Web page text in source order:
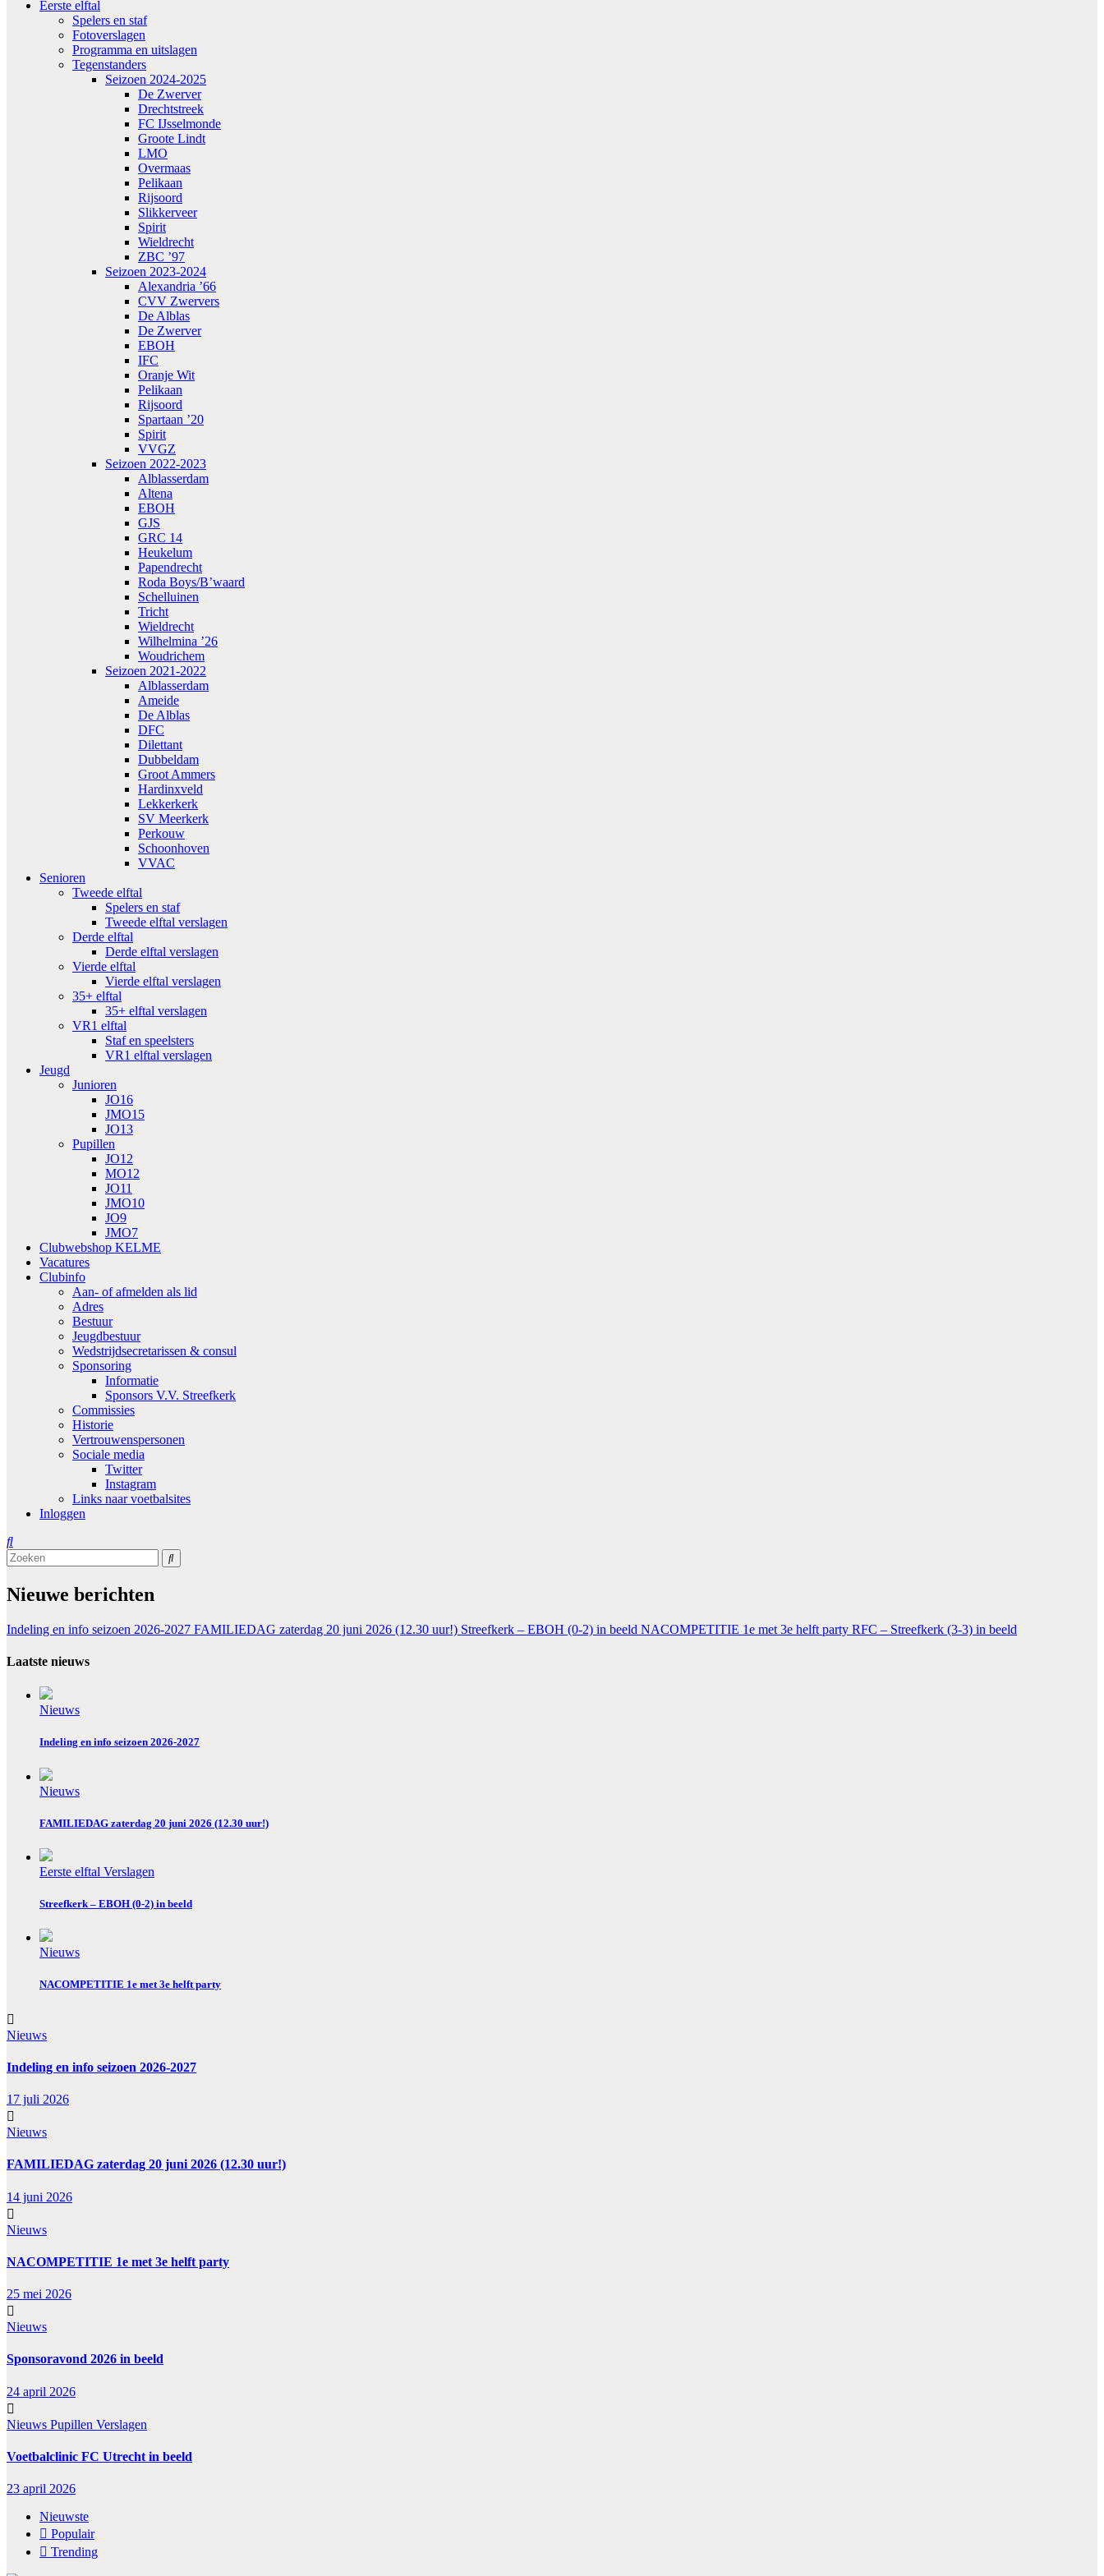
Eerste elftal
Spelers en staf
Fotoverslagen
Programma en uitslagen
Tegenstanders
Seizoen 2024-2025
De Zwerver
Drechtstreek
FC IJsselmonde
Groote Lindt
LMO
Overmaas
Pelikaan
Rijsoord
Slikkerveer
Spirit
Wieldrecht
ZBC ’97
Seizoen 2023-2024
Alexandria ’66
CVV Zwervers
De Alblas
De Zwerver
EBOH
IFC
Oranje Wit
Pelikaan
Rijsoord
Spartaan ’20
Spirit
VVGZ
Seizoen 2022-2023
Alblasserdam
Altena
EBOH
GJS
GRC 14
Heukelum
Papendrecht
Roda Boys/B’waard
Schelluinen
Tricht
Wieldrecht
Wilhelmina ’26
Woudrichem
Seizoen 2021-2022
Alblasserdam
Ameide
De Alblas
DFC
Dilettant
Dubbeldam
Groot Ammers
Hardinxveld
Lekkerkerk
SV Meerkerk
Perkouw
Schoonhoven
VVAC
Senioren
Tweede elftal
Spelers en staf
Tweede elftal verslagen
Derde elftal
Derde elftal verslagen
Vierde elftal
Vierde elftal verslagen
35+ elftal
35+ elftal verslagen
VR1 elftal
Staf en speelsters
VR1 elftal verslagen
Jeugd
Junioren
JO16
JMO15
JO13
Pupillen
JO12
MO12
JO11
JMO10
JO9
JMO7
Clubwebshop KELME
Vacatures
Clubinfo
Aan- of afmelden als lid
Adres
Bestuur
Jeugdbestuur
Wedstrijdsecretarissen & consul
Sponsoring
Informatie
Sponsors V.V. Streefkerk
Commissies
Historie
Vertrouwenspersonen
Sociale media
Twitter
Instagram
Links naar voetbalsites
Inloggen
Nieuwe berichten
Indeling en info seizoen 2026-2027 FAMILIEDAG zaterdag 20 juni 2026 (12.30 uur!) Streefkerk – EBOH (0-2) in beeld NACOMPETITIE 1e met 3e helft party RFC – Streefkerk (3-3) in beeld
Laatste nieuws
Nieuws
Indeling en info seizoen 2026-2027
Nieuws
FAMILIEDAG zaterdag 20 juni 2026 (12.30 uur!)
Eerste elftal Verslagen
Streefkerk – EBOH (0-2) in beeld
Nieuws
NACOMPETITIE 1e met 3e helft party
Nieuws
Indeling en info seizoen 2026-2027
17 juli 2026
Nieuws
FAMILIEDAG zaterdag 20 juni 2026 (12.30 uur!)
14 juni 2026
Nieuws
NACOMPETITIE 1e met 3e helft party
25 mei 2026
Nieuws
Sponsoravond 2026 in beeld
24 april 2026
Nieuws Pupillen Verslagen
Voetbalclinic FC Utrecht in beeld
23 april 2026
Nieuwste
Populair
Trending